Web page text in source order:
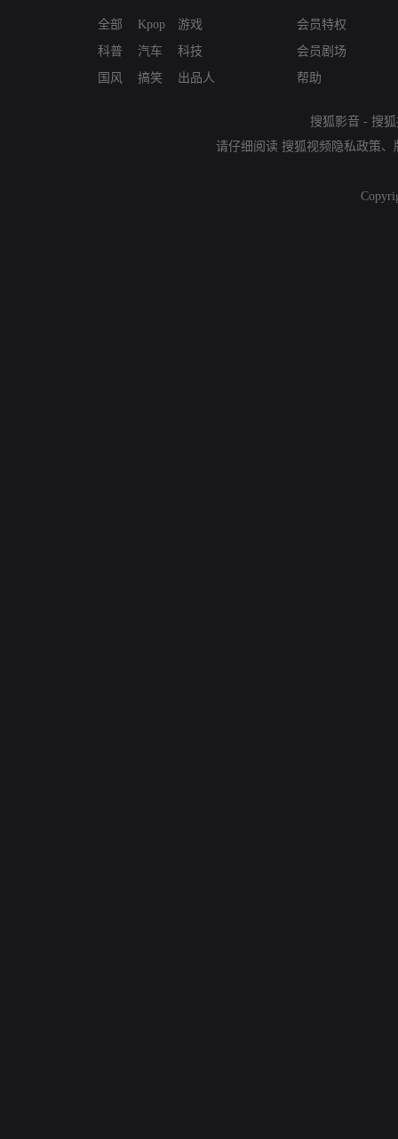
全部
科普
国风
Kpop
汽车
搞笑
游戏
科技
出品人
会员特权
会员剧场
帮助
搜狐影音 - 搜
请仔细阅读 搜狐视频隐私政策、